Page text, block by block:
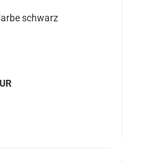
schwarz